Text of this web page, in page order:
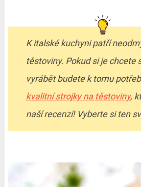
K italské kuchyni patří
těstoviny. Pokud si je chcete
vyrábět budete k tomu
kvalitní strojky na těstoviny,
naší recenzí! Vyberte si ten